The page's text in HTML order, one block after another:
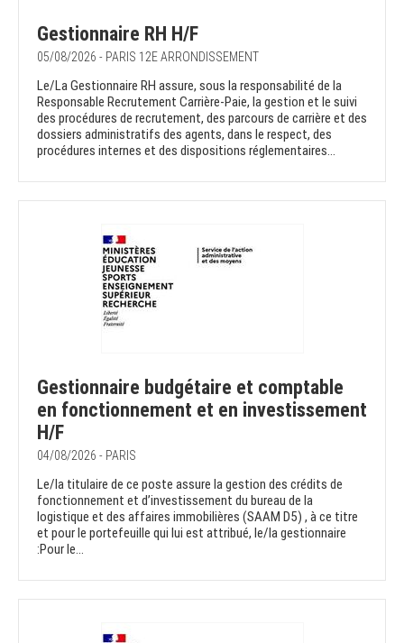
Gestionnaire RH H/F
05/08/2026 - PARIS 12E ARRONDISSEMENT
Le/La Gestionnaire RH assure, sous la responsabilité de la
Responsable Recrutement Carrière-Paie, la gestion et le suivi
des procédures de recrutement, des parcours de carrière et des
dossiers administratifs des agents, dans le respect, des
procédures internes et des dispositions réglementaires...
Gestionnaire budgétaire et comptable
en fonctionnement et en investissement
H/F
04/08/2026 - PARIS
Le/la titulaire de ce poste assure la gestion des crédits de
fonctionnement et d’investissement du bureau de la
logistique et des affaires immobilières (SAAM D5) , à ce titre
et pour le portefeuille qui lui est attribué, le/la gestionnaire
:Pour le...